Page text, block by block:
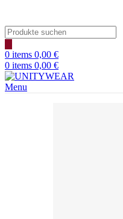
Products
search
0 items 0,00 €
0 items 0,00 €
Menu